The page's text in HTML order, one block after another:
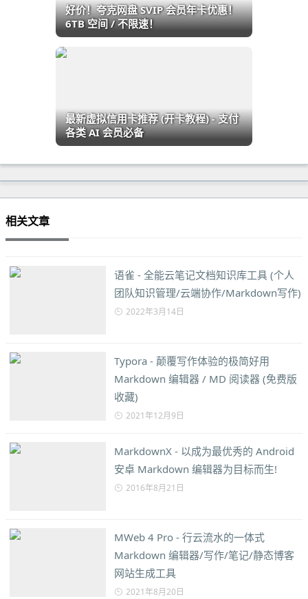
好价！夸克网盘 SVIP 会员年卡优惠！
6TB 空间 / 不限速！
最新虚拟信用卡推荐 (开卡教程) - 支付
各类 AI 会员必备
相关文章
语雀 - 全能云笔记文档知识库工具 (个人
团队知识管理/云端协作/Markdown写作)
2022年3月14日
Typora - 颠覆写作体验的极简好用
Markdown 编辑器 / MD 阅读器 (免费版
收藏)
2021年12月9日
MarkdownX - 以成为最优秀的 Android
安卓 Markdown 编辑器为目标而生!
2016年8月21日
MWeb 4 Pro - 行云流水的一体式
Markdown 编辑器/写作/笔记/静态博客
网站生成工具
2021年8月20日